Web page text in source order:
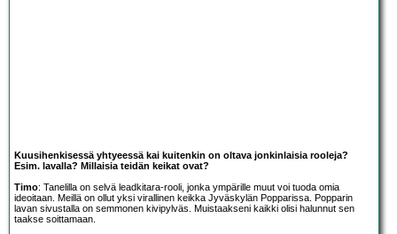
Kuusihenkisessä yhtyeessä kai kuitenkin on oltava jonkinlaisia rooleja?
Esim. lavalla? Millaisia teidän keikat ovat?
Timo: Tanelilla on selvä leadkitara-rooli, jonka ympärille muut voi tuoda omia
ideoitaan. Meillä on ollut yksi virallinen keikka Jyväskylän Popparissa. Popparin
lavan sivustalla on semmonen kivipylväs. Muistaakseni kaikki olisi halunnut sen
taakse soittamaan.